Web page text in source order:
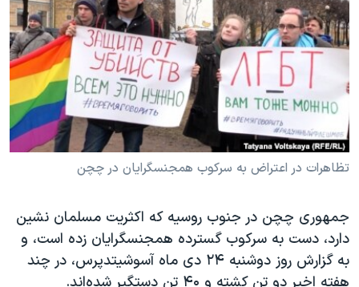
فرهنگ و زندگی
حقوق شهروندی
اقتصادی
علم و فناوری
اسرائیل در جنگ
مستندها
انتخابات ریاست جمهوری آمریکا ۲۰۲۴
حمله جمهوری اسلامی به اسرائیل
رمز مهسا
ورزش زنان در ایران
تریبونال مردمی آبان ۹۸
دادگاه حمید نوری
چهل سال گروگان‌گیری
دنبال کنید
زبانهای مختلف
تظاهرات در اعتراض به سرکوب همجنسگرایان در چچن
جمهوری چچن در جنوب روسیه که اکثریت مسلمان نشین
دارد، دست به سرکوب گسترده همجنسگرایان زده است، و
به گزارش روز دوشنبه ۲۴ دی ماه آسوشیتدپرس، در چند